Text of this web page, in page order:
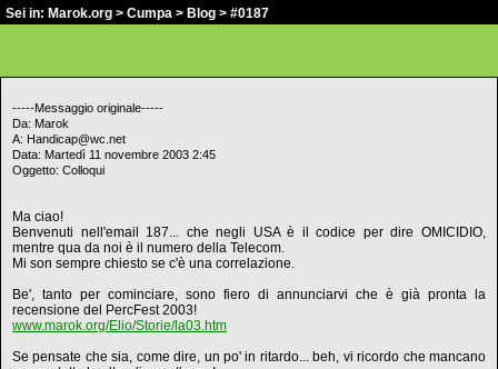
Sei in: Marok.org > Cumpa > Blog > #0187
-----Messaggio originale-----
Da: Marok
A: Handicap@wc.net
Data: Martedì 11 novembre 2003 2:45
Oggetto: Colloqui
Ma ciao!
Benvenuti nell'email 187... che negli USA è il codice per dire OMICIDIO,
mentre qua da noi è il numero della Telecom.
Mi son sempre chiesto se c'è una correlazione.
Be', tanto per cominciare, sono fiero di annunciarvi che è già pronta la
recensione del PercFest 2003!
www.marok.org/Elio/Storie/la03.htm
Se pensate che sia, come dire, un po' in ritardo... beh, vi ricordo che mancano